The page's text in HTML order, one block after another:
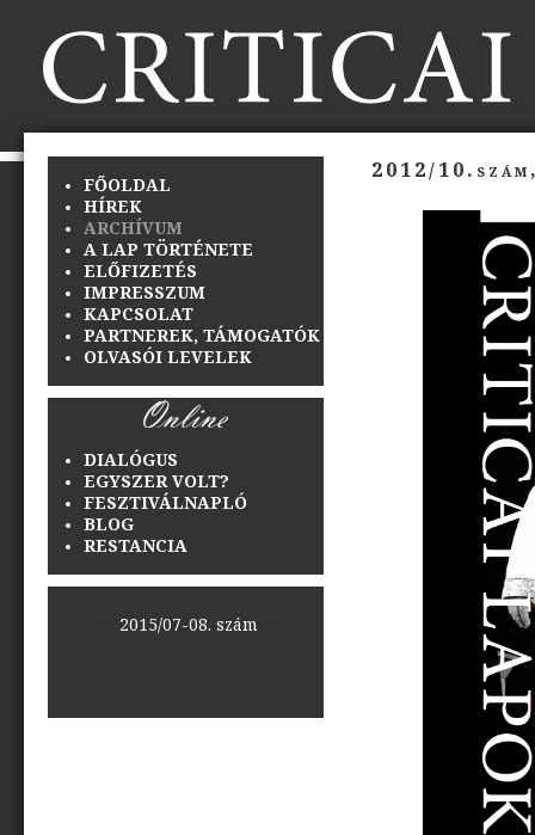
FŐOLDAL
HÍREK
ARCHÍVUM
A LAP TÖRTÉNETE
ELŐFIZETÉS
IMPRESSZUM
KAPCSOLAT
PARTNEREK, TÁMOGATÓK
OLVASÓI LEVELEK
DIALÓGUS
EGYSZER VOLT?
FESZTIVÁLNAPLÓ
BLOG
RESTANCIA
2015/07-08. szám>>
2012/